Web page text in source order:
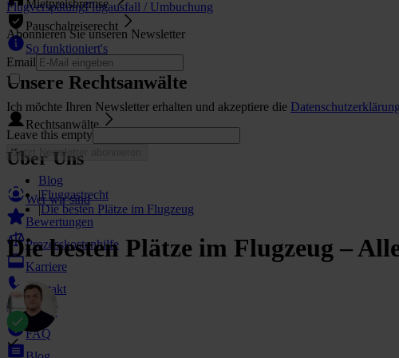
Mietpreisbremse
Pauschalreiserecht
So funktioniert's
Unsere Rechtsanwälte
Rechtsanwälte
Über Uns
Wer wir sind
Bewertungen
Prozesskostenhilfe
Karriere
Kontakt
Presse
FAQ
FlugverspätungFlugausfall / Umbuchung
Abonnieren Sie unseren Newsletter
Email
Ich möchte Ihren Newsletter erhalten und akzeptiere die Datenschutzerklärung
Leave this empty
Jetzt Newsletter abonnieren
Blog
|Fluggastrecht
|Die besten Plätze im Flugzeug
Die besten Plätze im Flugzeug –